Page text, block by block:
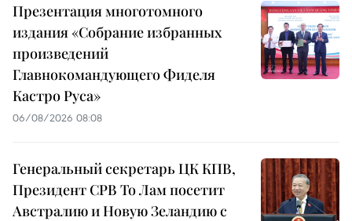
Презентация многотомного
издания «Собрание избранных
произведений
Главнокомандующего Фиделя
Кастро Руса»
06/08/2026 08:08
Генеральный секретарь ЦК КПВ,
Президент СРВ То Лам посетит
Австралию и Новую Зеландию с